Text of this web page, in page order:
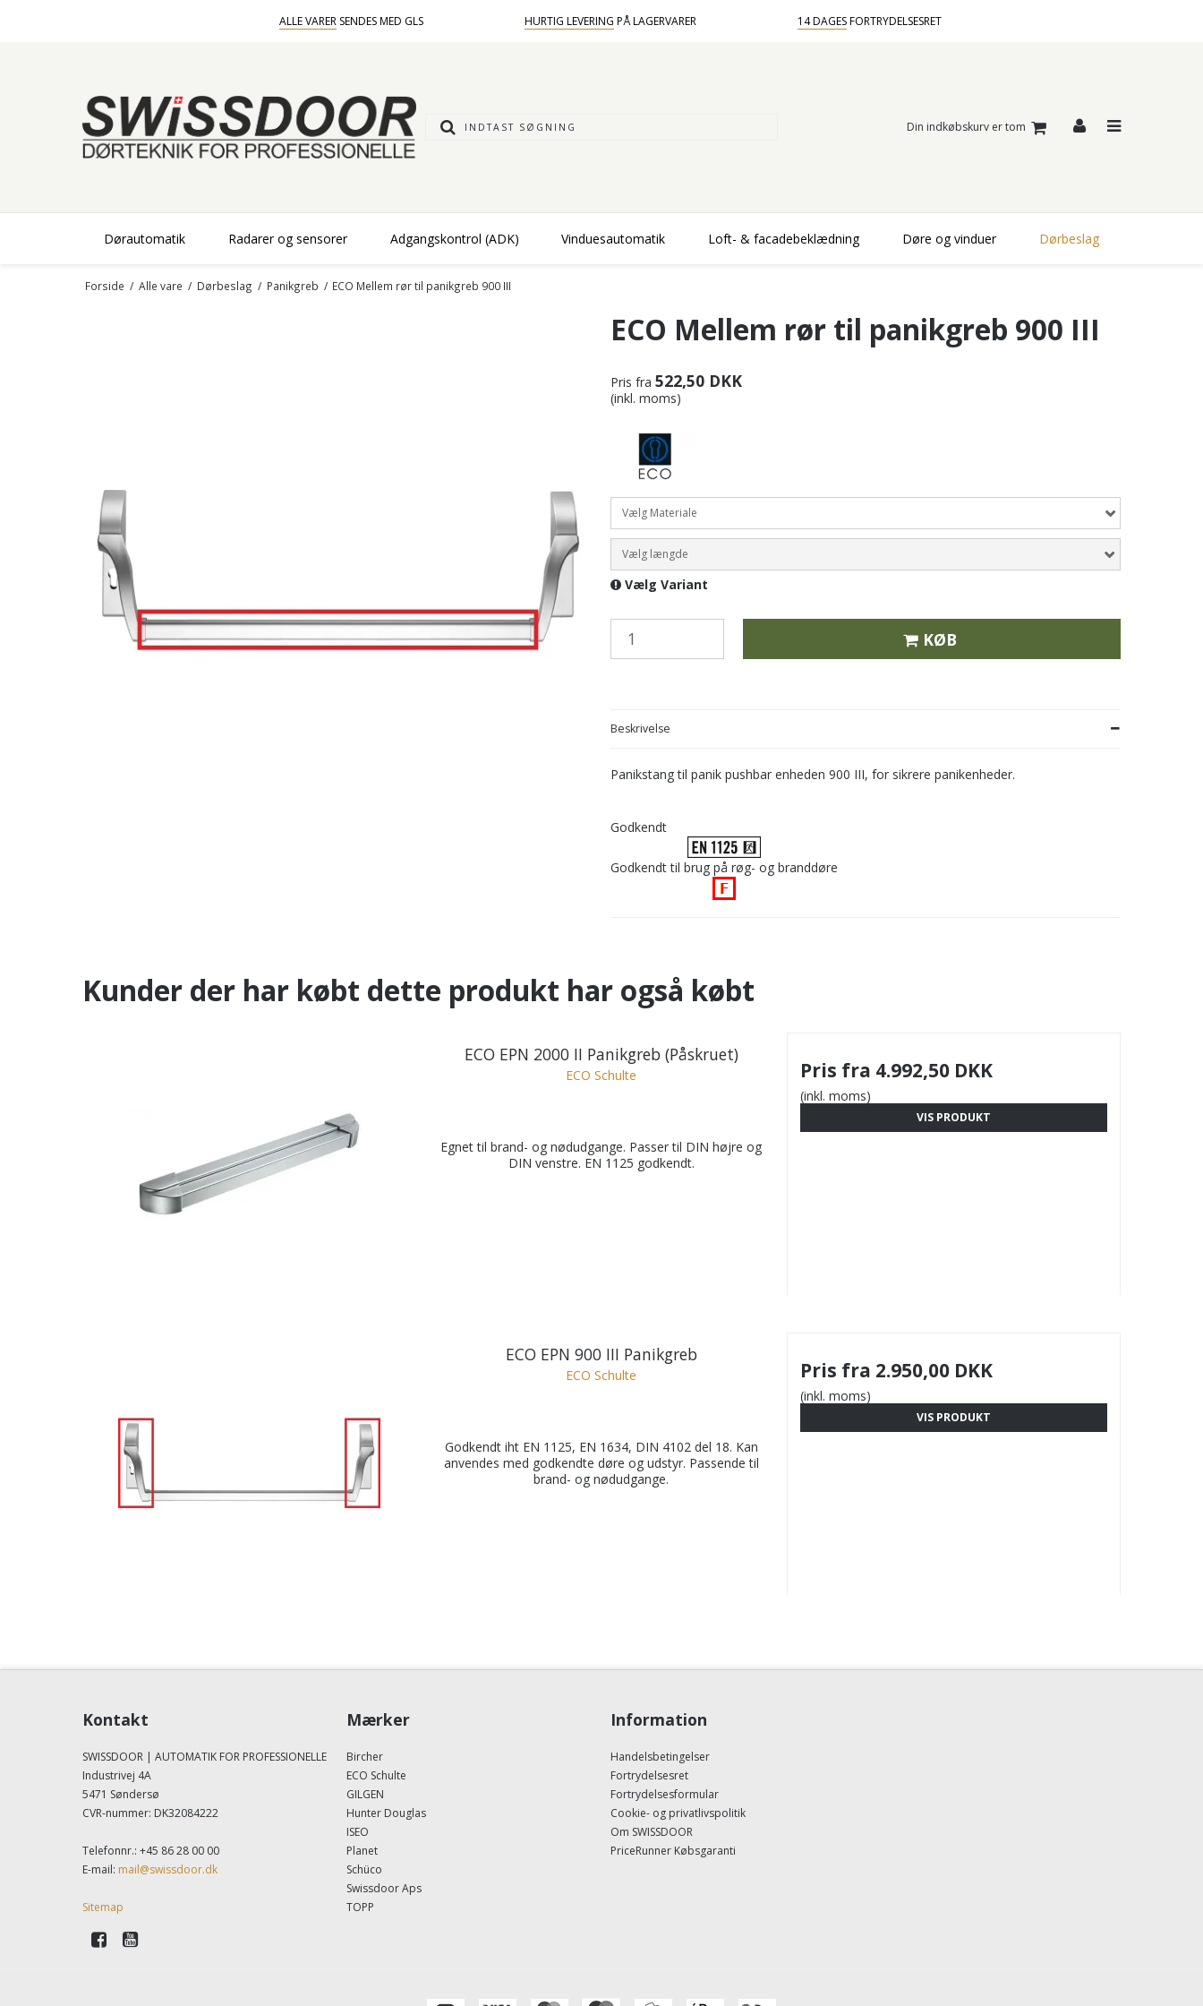
ALLE VARERSENDES MED GLS HURTIG LEVERING PÅ LAGERVARER 14 DAGESFORTRYDELSESRET
Din indkøbskurv er tom
Dørautomatik Radarer og sensorer Adgangskontrol (ADK) Vinduesautomatik Loft- & facadebeklædning Døre og vinduer Dørbeslag
Forside / Alle vare / Dørbeslag / Panikgreb / ECO Mellem rør til panikgreb 900 III
ECO Mellem rør til panikgreb 900 III
Pris fra 522,50 DKK
(inkl. moms)
Vælg Materiale
Vælg længde
Vælg Variant
KØB
Beskrivelse
Panikstang til panik pushbar enheden 900 III, for sikrere panikenheder.
Godkendt
Godkendt til brug på røg- og branddøre
Kunder der har købt dette produkt har også købt
ECO EPN 2000 II Panikgreb (Påskruet)
ECO Schulte
Egnet til brand- og nødudgange. Passer til DIN højre og
DIN venstre. EN 1125 godkendt.
Pris fra 4.992,50 DKK
(inkl. moms)
VIS PRODUKT
ECO EPN 900 III Panikgreb
ECO Schulte
Godkendt iht EN 1125, EN 1634, DIN 4102 del 18. Kan
anvendes med godkendte døre og udstyr. Passende til
brand- og nødudgange.
Pris fra 2.950,00 DKK
(inkl. moms)
VIS PRODUKT
Kontakt
SWISSDOOR | AUTOMATIK FOR PROFESSIONELLE
Industrivej 4A
5471 Søndersø
CVR-nummer: DK32084222
Telefonnr.: +45 86 28 00 00
E-mail: mail@swissdoor.dk
Sitemap
Mærker
Bircher
ECO Schulte
GILGEN
Hunter Douglas
ISEO
Planet
Schüco
Swissdoor Aps
TOPP
Information
Handelsbetingelser
Fortrydelsesret
Fortrydelsesformular
Cookie- og privatlivspolitik
Om SWISSDOOR
PriceRunner Købsgaranti